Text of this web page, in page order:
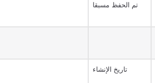
تم الحفظ مسبقا
تاريخ الإنشاء